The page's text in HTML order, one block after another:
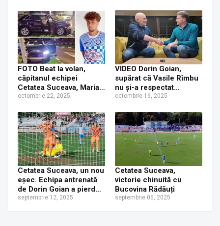
se delimitează de
comportamentul
jucătorului
FOTO Beat la volan,
căpitanul echipei
Cetatea Suceava, Marian
Ilie, s-a izbit cu mașina
orașului. Dosar penal
întocmit de polițiști
octombrie 22, 2025
VIDEO Dorin Goian,
supărat că Vasile Rîmbu
nu și-a respectat
promisiunea de a finanța
Suceava
octombrie 16, 2025
Cetatea Suceava, un nou
eșec. Echipa antrenată
de Dorin Goian a pierdut
și la Odorheiul Secuiesc
septembrie 12, 2025
Cetatea Suceava,
victorie chinuită cu
Bucovina Rădăuți
septembrie 06, 2025